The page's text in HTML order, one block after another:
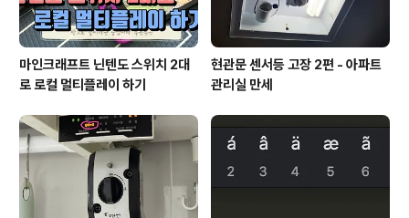
마인크래프트 닌텐도 스위치 2대
로 로컬 멀티플레이 하기
현관문 센서등 고장 2편 - 아파트
관리실 만세